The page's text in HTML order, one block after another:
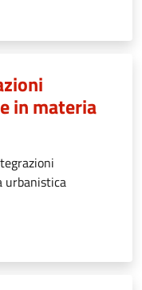
in materia
urbanistica